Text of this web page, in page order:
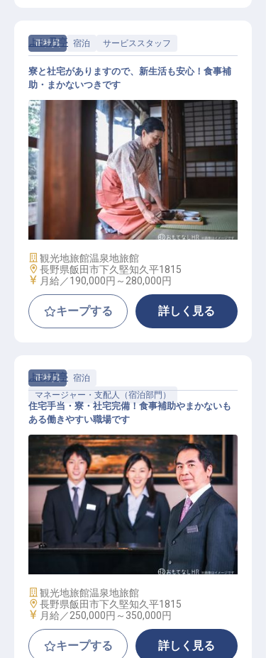
正社員 宿泊 サービススタッフ
サービススタッフ
よし乃亭
寮と社宅がありますので、新生活も安心！食事補
助・まかないつきです
施設業態
観光地旅館温泉地旅館
勤務地
長野県飯田市下久堅知久平1815
給与
月給／190,000円～ 280,000円
キープする 詳しく見る
正社員
宿泊
マネージャー・支配人（宿泊部門）
サービス幹部候補
よし乃亭
住宅手当・寮・社宅完備！食事補助やまかないも
ある働きやすい職場です
施設業態
観光地旅館温泉地旅館
勤務地
長野県飯田市下久堅知久平1815
給与
月給／250,000円～ 350,000円
キープする 詳しく見る